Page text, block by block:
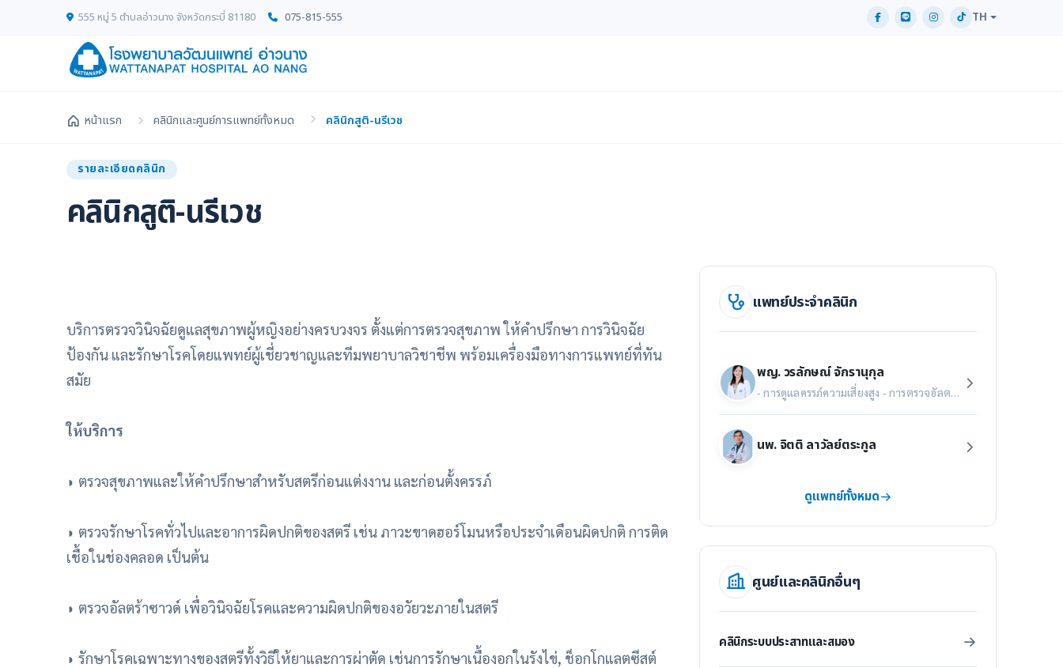
555 หมู่ 5 ตำบลอ่าวนาง จังหวัดกระบี่ 81180 075-815-555 TH
หน้าแรก คลินิกและศูนย์การแพทย์ทั้งหมด คลินิกสูติ-นรีเวช
รายละเอียดคลินิก
คลินิกสูติ-นรีเวช
บริการตรวจวินิจฉัยดูแลสุขภาพผู้หญิงอย่างครบวงจร ตั้งแต่การตรวจสุขภาพ ให้คำปรึกษา การวินิจฉัย
ป้องกัน และรักษาโรคโดยแพทย์ผู้เชี่ยวชาญและทีมพยาบาลวิชาชีพ พร้อมเครื่องมือทางการแพทย์ที่ทัน
สมัย
ให้บริการ
◗ ตรวจสุขภาพและให้คำปรึกษาสำหรับสตรีก่อนแต่งงาน และก่อนตั้งครรภ์
◗ ตรวจรักษาโรคทั่วไปและอาการผิดปกติของสตรี เช่น ภาวะขาดฮอร์โมนหรือประจำเดือนผิดปกติ การติด
เชื้อในช่องคลอด เป็นต้น
◗ ตรวจอัลตร้าซาวด์ เพื่อวินิจฉัยโรคและความผิดปกติของอวัยวะภายในสตรี
◗ รักษาโรคเฉพาะทางของสตรีทั้งวิธีให้ยาและการผ่าตัด เช่นการรักษาเนื้องอกในรังไข่, ช็อกโกแลตซีสต์
แพทย์ประจำคลินิก
พญ. วรลักษณ์ จักรานุกุล
นพ. จิตติ ลาวัลย์ตระกูล
ดูแพทย์ทั้งหมด
ศูนย์และคลินิกอื่นๆ
คลินิกระบบประสาทและสมอง